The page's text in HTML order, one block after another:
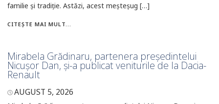
familie și tradiție. Astăzi, acest meșteșug […]
CITEȘTE MAI MULT...
Mirabela Grădinaru, partenera președintelui
Nicușor Dan, și-a publicat veniturile de la Dacia-
Renault
AUGUST 5, 2026